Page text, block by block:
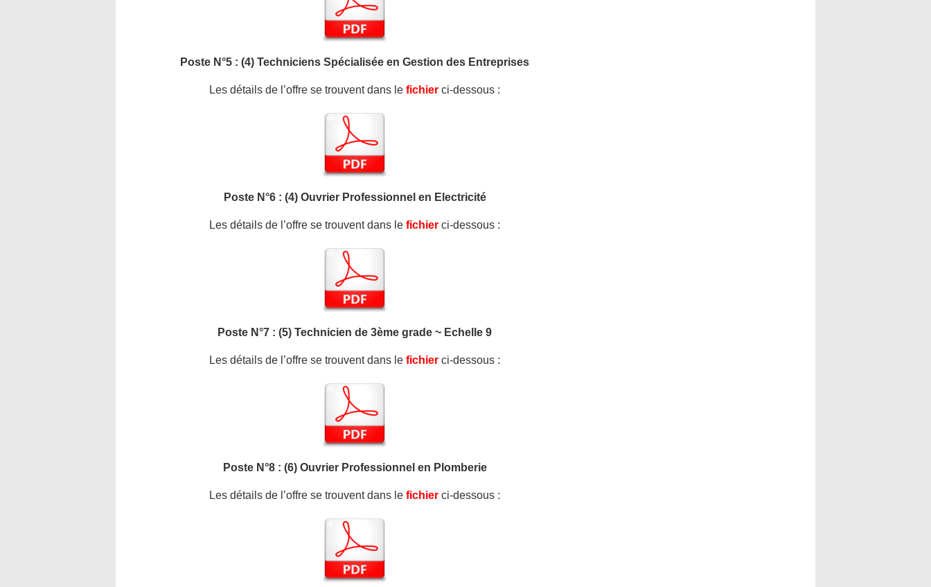
Poste N°5 : (4) Techniciens Spécialisée en Gestion des Entreprises
Les détails de l’offre se trouvent dans le fichier ci-dessous :
Poste N°6 : (4) Ouvrier Professionnel en Electricité
Les détails de l’offre se trouvent dans le fichier ci-dessous :
Poste N°7 : (5) Technicien de 3ème grade ~ Echelle 9
Les détails de l’offre se trouvent dans le fichier ci-dessous :
Poste N°8 : (6) Ouvrier Professionnel en Plomberie
Les détails de l’offre se trouvent dans le fichier ci-dessous :